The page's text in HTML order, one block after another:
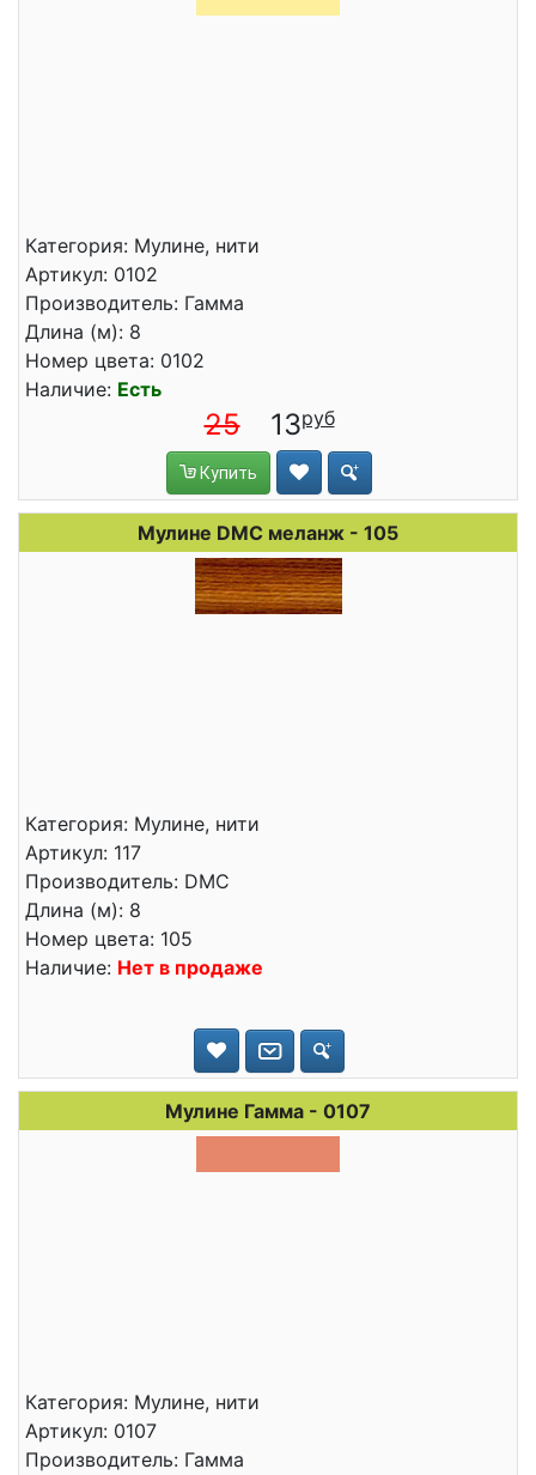
Категория: Мулине, нити
Артикул: 0102
Производитель: Гамма
Длина (м): 8
Номер цвета: 0102
Наличие: Есть
25 13
Купить
Мулине DMC меланж - 105
Категория: Мулине, нити
Артикул: 117
Производитель: DMC
Длина (м): 8
Номер цвета: 105
Наличие: Нет в продаже
Мулине Гамма - 0107
Категория: Мулине, нити
Артикул: 0107
Производитель: Гамма